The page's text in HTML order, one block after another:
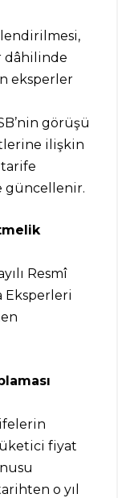
dâhilinde
eksperler
görüşü
ilişkin
tarife
güncellenir.
Resmî
Eksperleri
fiyat
o yıl